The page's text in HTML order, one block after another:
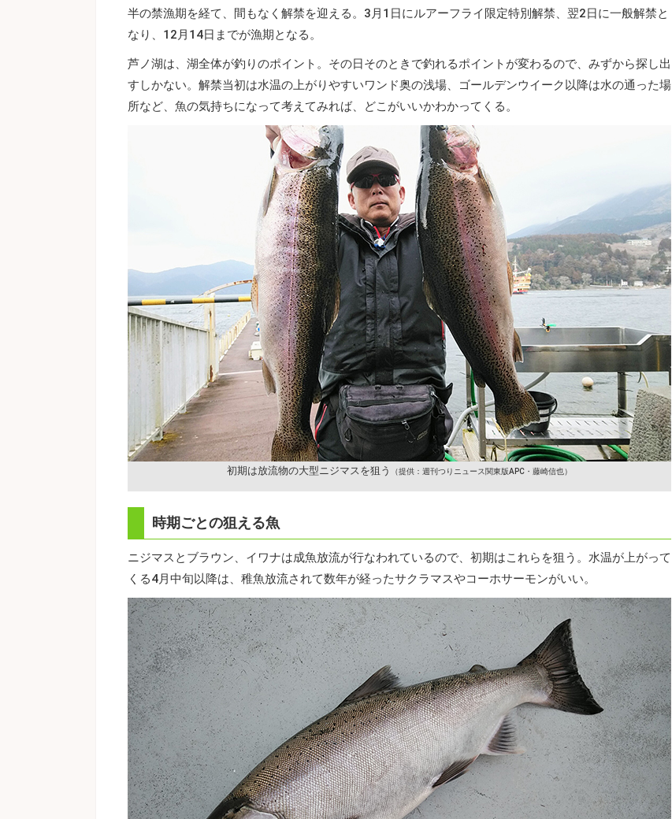
半の禁漁期を経て、間もなく解禁を迎える。3月1日にルアーフライ限定特別解禁、翌2日に一般解禁と
なり、12月14日までが漁期となる。
芦ノ湖は、湖全体が釣りのポイント。その日そのときで釣れるポイントが変わるので、みずから探し出
すしかない。解禁当初は水温の上がりやすいワンド奥の浅場、ゴールデンウイーク以降は水の通った場
所など、魚の気持ちになって考えてみれば、どこがいいかわかってくる。
初期は放流物の大型ニジマスを狙う （提供：週刊つりニュース関東版APC・藤崎信也）
時期ごとの狙える魚
ニジマスとブラウン、イワナは成魚放流が行なわれているので、初期はこれらを狙う。水温が上がって
くる4月中旬以降は、稚魚放流されて数年が経ったサクラマスやコーホサーモンがいい。